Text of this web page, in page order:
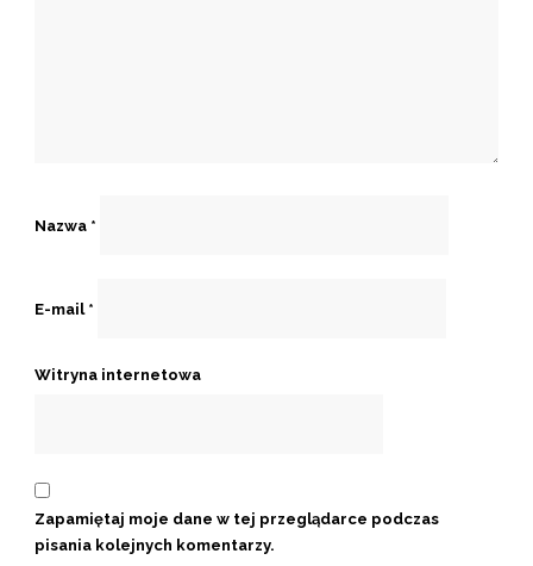
Nazwa *
E-mail *
Witryna internetowa
Zapamiętaj moje dane w tej przeglądarce podczas
pisania kolejnych komentarzy.